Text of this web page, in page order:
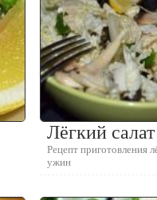
Лёгкий
Рецепт приготовления
ужин